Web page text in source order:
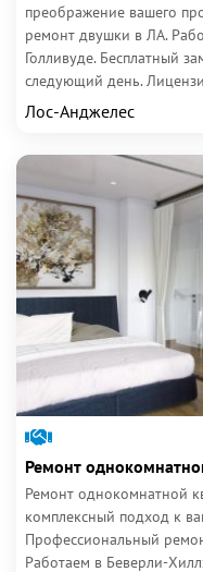
преображение вашего
ремонт двушки в ЛА.
Голливуде. Бесплатный
следующий день.
Лос-Анджелес
Ремонт
Ремонт однокомнатной
комплексный подход к
Профессиональный
Работаем в Беверли-